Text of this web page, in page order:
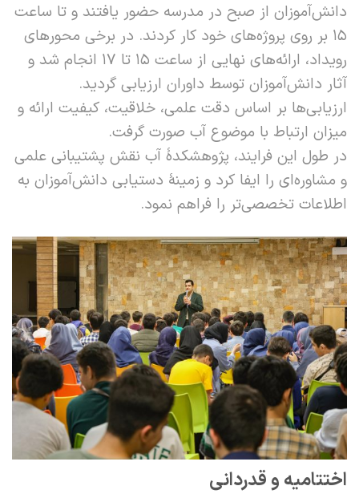
دانش‌آموزان از صبح در مدرسه حضور یافتند و تا ساعت
۱۵ بر روی پروژه‌های خود کار کردند. در برخی محورهای
رویداد، ارائه‌های نهایی از ساعت ۱۵ تا ۱۷ انجام شد و
آثار دانش‌آموزان توسط داوران ارزیابی گردید.
ارزیابی‌ها بر اساس دقت علمی، خلاقیت، کیفیت ارائه و
میزان ارتباط با موضوع آب صورت گرفت.
در طول این فرایند، پژوهشکدۀ آب نقش پشتیبانی علمی
و مشاوره‌ای را ایفا کرد و زمینۀ دستیابی دانش‌آموزان به
اطلاعات تخصصی‌تر را فراهم نمود.
اختتامیه و قدردانی